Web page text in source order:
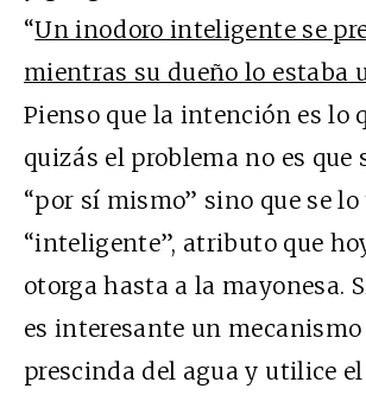
“Un inodoro inteligente se
mientras su dueño lo estaba
Pienso que la intención es lo
quizás el problema no es que
“por sí mismo” sino que se
“inteligente”, atributo que
otorga hasta a la mayonesa.
es interesante un mecanismo
prescinda del agua y utilice el